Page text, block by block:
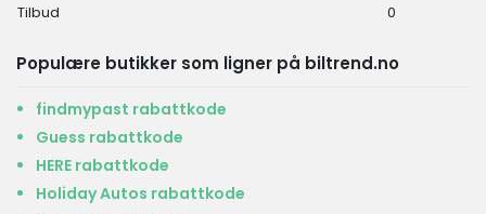
Tilbud
0
Populære butikker som ligner på biltrend.no
findmypast rabattkode
Guess rabattkode
HERE rabattkode
Holiday Autos rabattkode